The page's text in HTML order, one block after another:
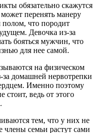
обязательно скажутся
перенять манеру
что породит
Девочка из-за
бояться мужчин, что
для нее самой.
на физическом
за домашней нервотрепки
Именно поэтому
стоит, ведь от этого
тем, что у них не
члены семьи растут сами